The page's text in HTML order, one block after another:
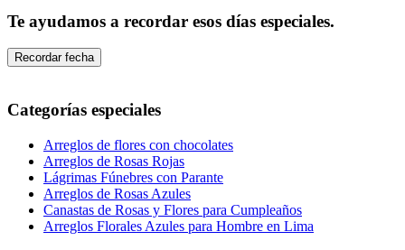
Te ayudamos a recordar esos días especiales.
Recordar fecha
Categorías especiales
Arreglos de flores con chocolates
Arreglos de Rosas Rojas
Lágrimas Fúnebres con Parante
Arreglos de Rosas Azules
Canastas de Rosas y Flores para Cumpleaños
Arreglos Florales Azules para Hombre en Lima